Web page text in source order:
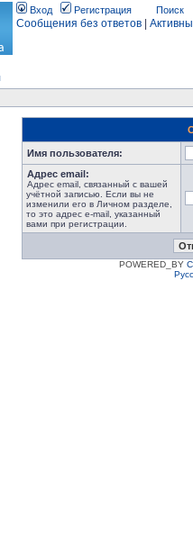
Вход Регистрация Поиск
Сообщения без ответов
Имя пользователя:
Адрес email:
Адрес email, связанный с вашей
учётной записью. Если вы не
изменили его в Личном разделе,
то это адрес e-mail, указанный
вами при регистрации.
POWERED_BY